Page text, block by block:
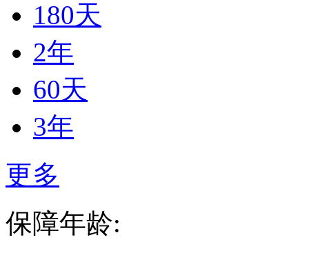
180天
2年
60天
3年
更多
保障年龄: